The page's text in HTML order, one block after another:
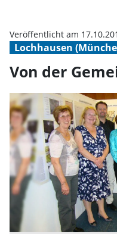
Lochhausen
Veröffentlicht am
Von der